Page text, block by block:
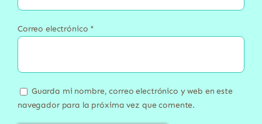
Correo electrónico *
Guarda mi nombre, correo electrónico y web en este
navegador para la próxima vez que comente.